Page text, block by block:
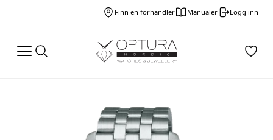
Finn en forhandler Manualer Logg inn